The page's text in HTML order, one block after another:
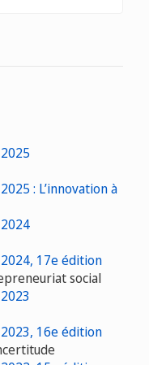
: L’innovation à
17e édition
social
16e édition